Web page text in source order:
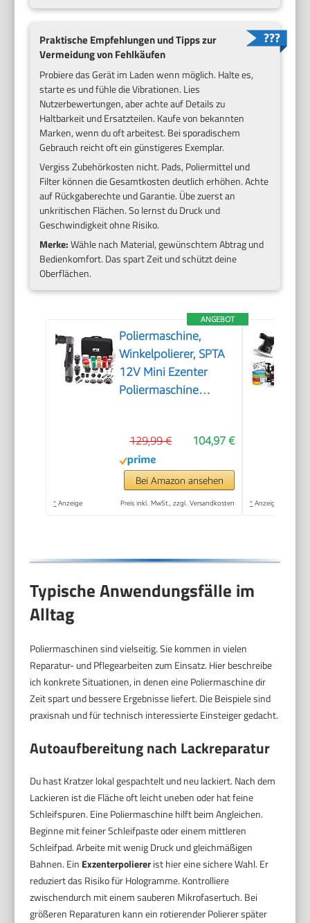
Praktische Empfehlungen und Tipps zur
Vermeidung von Fehlkäufen
Probiere das Gerät im Laden wenn möglich. Halte es,
starte es und fühle die Vibrationen. Lies
Nutzerbewertungen, aber achte auf Details zu
Haltbarkeit und Ersatzteilen. Kaufe von bekannten
Marken, wenn du oft arbeitest. Bei sporadischem
Gebrauch reicht oft ein günstigeres Exemplar.
Vergiss Zubehörkosten nicht. Pads, Poliermittel und
Filter können die Gesamtkosten deutlich erhöhen. Achte
auf Rückgaberechte und Garantie. Übe zuerst an
unkritischen Flächen. So lernst du Druck und
Geschwindigkeit ohne Risiko.
Merke:Wähle nach Material, gewünschtem Abtrag und
Bedienkomfort. Das spart Zeit und schützt deine
Oberflächen.
ANGEBOT
Poliermaschine,
Winkelpolierer, SPTA
12V Mini Ezenter
Poliermaschine
Polierteller/Polierschwamm/
zum Polieren von
Auto, Möbeln -
LD104DE-V2
104,97 €
129,99 €
Bei Amazon ansehen
* Anzeige Preis inkl. MwSt., zzgl. Versandkosten * Anzeige
Typische Anwendungsfälle im
Alltag
Poliermaschinen sind vielseitig. Sie kommen in vielen
Reparatur- und Pflegearbeiten zum Einsatz. Hier beschreibe
ich konkrete Situationen, in denen eine Poliermaschine dir
Zeit spart und bessere Ergebnisse liefert. Die Beispiele sind
praxisnah und für technisch interessierte Einsteiger gedacht.
Autoaufbereitung nach Lackreparatur
Du hast Kratzer lokal gespachtelt und neu lackiert. Nach dem
Lackieren ist die Fläche oft leicht uneben oder hat feine
Schleifspuren. Eine Poliermaschine hilft beim Angleichen.
Beginne mit feiner Schleifpaste oder einem mittleren
Schleifpad. Arbeite mit wenig Druck und gleichmäßigen
Bahnen. Ein Exzenterpoliererist hier eine sichere Wahl. Er
reduziert das Risiko für Hologramme. Kontrolliere
zwischendurch mit einem sauberen Mikrofasertuch. Bei
größeren Reparaturen kann ein rotierender Polierer später